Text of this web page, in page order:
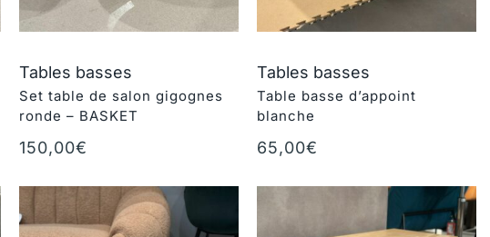
Tables basses
Set table de salon gigognes
ronde – BASKET
150,00€
Tables basses
Table basse d’appoint
blanche
65,00€